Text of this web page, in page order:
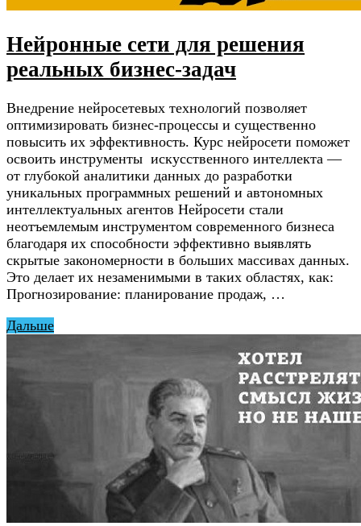
Нейронные сети для решения
реальных бизнес-задач
Внедрение нейросетевых технологий позволяет
оптимизировать бизнес-процессы и существенно
повысить их эффективность. Курс нейросети поможет
освоить инструменты искусственного интеллекта —
от глубокой аналитики данных до разработки
уникальных программных решений и автономных
интеллектуальных агентов Нейросети стали
неотъемлемым инструментом современного бизнеса
благодаря их способности эффективно выявлять
скрытые закономерности в больших массивах данных.
Это делает их незаменимыми в таких областях, как:
Прогнозирование: планирование продаж, …
Дальше